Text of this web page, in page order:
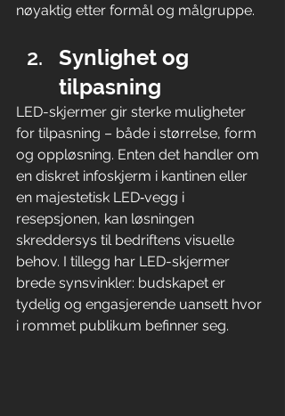
nøyaktig etter formål og målgruppe.
Synlighet og
tilpasning
LED-skjermer gir sterke muligheter
for tilpasning – både i størrelse, form
og oppløsning. Enten det handler om
en diskret infoskjerm i kantinen eller
en majestetisk LED‑vegg i
resepsjonen, kan løsningen
skreddersys til bedriftens visuelle
behov. I tillegg har LED-skjermer
brede synsvinkler: budskapet er
tydelig og engasjerende uansett hvor
i rommet publikum befinner seg.